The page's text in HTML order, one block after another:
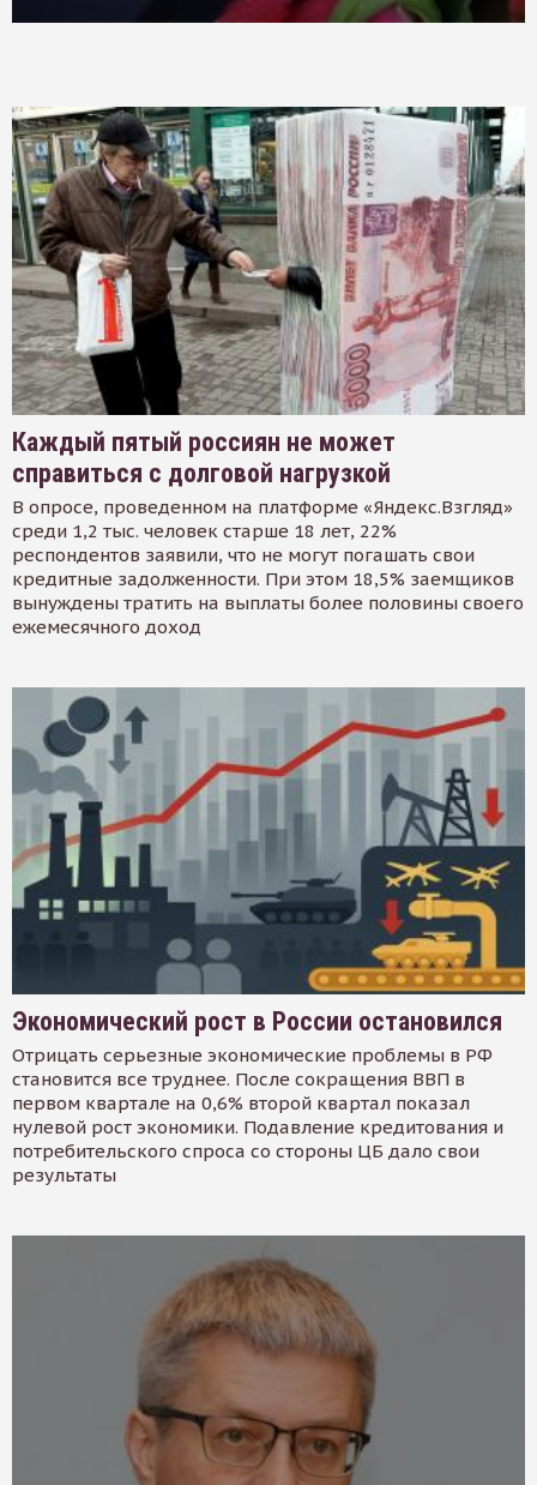
Каждый пятый россиян не может
справиться с долговой нагрузкой
В опросе, проведенном на платформе «Яндекс.Взгляд»
среди 1,2 тыс. человек старше 18 лет, 22%
респондентов заявили, что не могут погашать свои
кредитные задолженности. При этом 18,5% заемщиков
вынуждены тратить на выплаты более половины своего
ежемесячного доход
Экономический рост в России остановился
Отрицать серьезные экономические проблемы в РФ
становится все труднее. После сокращения ВВП в
первом квартале на 0,6% второй квартал показал
нулевой рост экономики. Подавление кредитования и
потребительского спроса со стороны ЦБ дало свои
результаты